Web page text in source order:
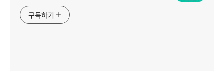
구독하기